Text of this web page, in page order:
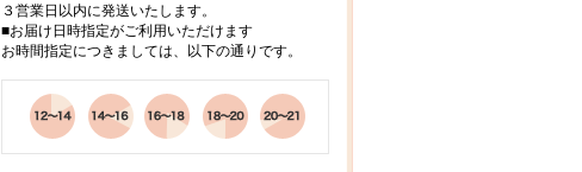
３営業日以内に発送いたします。
■お届け日時指定がご利用いただけます
お時間指定につきましては、以下の通りです。